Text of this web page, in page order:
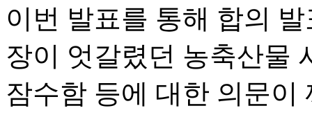
이번 발표를 통해 합의
장이 엇갈렸던 농축산물
잠수함 등에 대한 의문이